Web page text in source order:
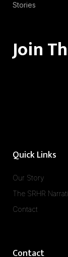
Stories
Join
Quick Links
Our Story
The SRHR
Contact
Contact